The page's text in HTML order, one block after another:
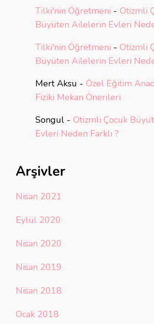
Tilki'nin Öğretmeni - Otizmli
Büyüten Ailelerin Evleri
Tilki'nin Öğretmeni - Otizmli
Büyüten Ailelerin Evleri
Mert Aksu - Özel Eğitim
Fiziki Mekan Önerileri
Songul - Otizmli Çocuk
Evleri Neden Farklı ?
Arşivler
Nisan 2021
Eylül 2020
Nisan 2020
Nisan 2019
Nisan 2018
Ocak 2018